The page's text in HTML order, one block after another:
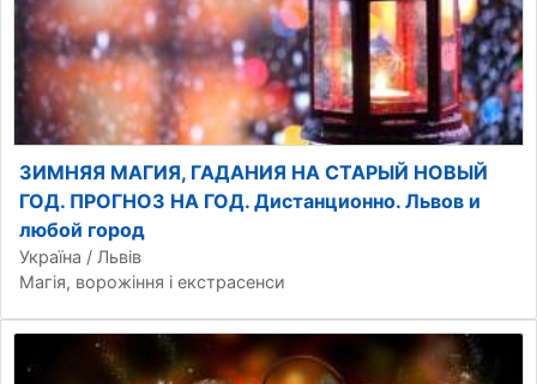
ЗИМНЯЯ МАГИЯ, ГАДАНИЯ НА СТАРЫЙ НОВЫЙ
ГОД. ПРОГНОЗ НА ГОД. Дистанционно. Львов и
любой город
Україна / Львів
Магія, ворожіння і екстрасенси